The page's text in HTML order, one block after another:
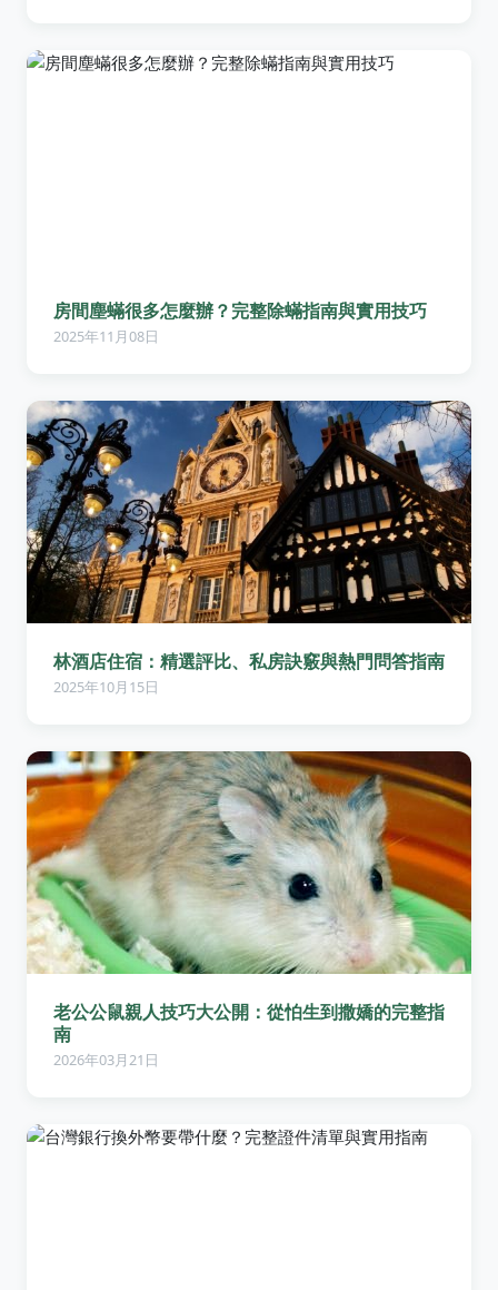
房間塵蟎很多怎麼辦？完整除蟎指南與實用技巧
2025年11月08日
林酒店住宿：精選評比、私房訣竅與熱門問答指南
2025年10月15日
老公公鼠親人技巧大公開：從怕生到撒嬌的完整指
南
2026年03月21日